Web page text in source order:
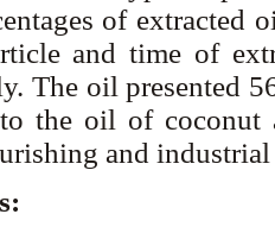
of extracted
and time of
The oil presented
the oil of coconut
and